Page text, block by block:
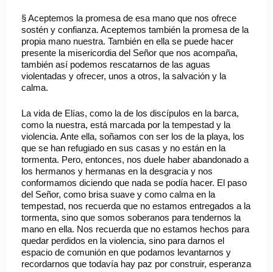
§ Aceptemos la promesa de esa mano que nos ofrece
sostén y confianza. Aceptemos también la promesa de la
propia mano nuestra. También en ella se puede hacer
presente la misericordia del Señor que nos acompaña,
también así podemos rescatarnos de las aguas
violentadas y ofrecer, unos a otros, la salvación y la
calma.
La vida de Elías, como la de los discípulos en la barca,
como la nuestra, está marcada por la tempestad y la
violencia. Ante ella, soñamos con ser los de la playa, los
que se han refugiado en sus casas y no están en la
tormenta. Pero, entonces, nos duele haber abandonado a
los hermanos y hermanas en la desgracia y nos
conformamos diciendo que nada se podía hacer. El paso
del Señor, como brisa suave y como calma en la
tempestad, nos recuerda que no estamos entregados a la
tormenta, sino que somos soberanos para tendernos la
mano en ella. Nos recuerda que no estamos hechos para
quedar perdidos en la violencia, sino para darnos el
espacio de comunión en que podamos levantarnos y
recordarnos que todavía hay paz por construir, esperanza